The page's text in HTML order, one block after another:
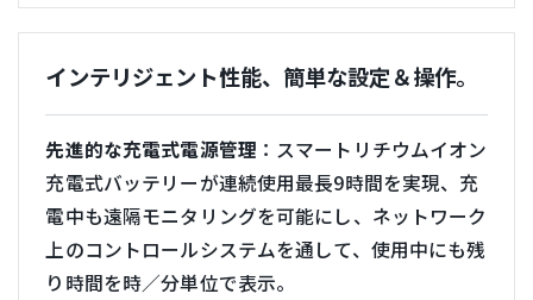
インテリジェント性能、簡単な設定＆操作。
先進的な充電式電源管理 ：スマートリチウムイオン
充電式バッテリーが連続使用最長9時間を実現、充
電中も遠隔モニタリングを可能にし、ネットワーク
上のコントロールシステムを通して、使用中にも残
り時間を時／分単位で表示。